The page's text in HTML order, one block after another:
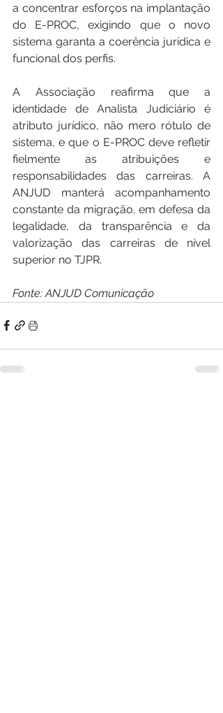
a concentrar esforços na implantação
do E-PROC, exigindo que o novo
sistema garanta a coerência jurídica e
funcional dos perfis.
A Associação reafirma que a
identidade de Analista Judiciário é
atributo jurídico, não mero rótulo de
sistema, e que o E-PROC deve refletir
fielmente as atribuições e
responsabilidades das carreiras. A
ANJUD manterá acompanhamento
constante da migração, em defesa da
legalidade, da transparência e da
valorização das carreiras de nível
superior no TJPR.
Fonte: ANJUD Comunicação